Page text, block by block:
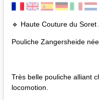
🔹 Haute Couture du Soret
Pouliche Zangersheide
Très belle pouliche alliant
locomotion.